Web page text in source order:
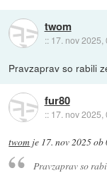
twom
:: 17. nov 2025,
Pravzaprav so rabili
fur80
:: 17. nov 2025,
twom je 17. nov 2025 ob
Pravzaprav so